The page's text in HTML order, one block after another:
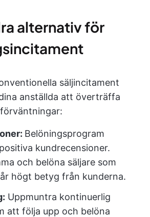
alternativ för
säljincitament
anställda att överträffa
Belöningsprogram
kundrecensioner.
och belöna säljare som
högt betyg från kunderna.
Uppmuntra kontinuerlig
att följa upp och belöna